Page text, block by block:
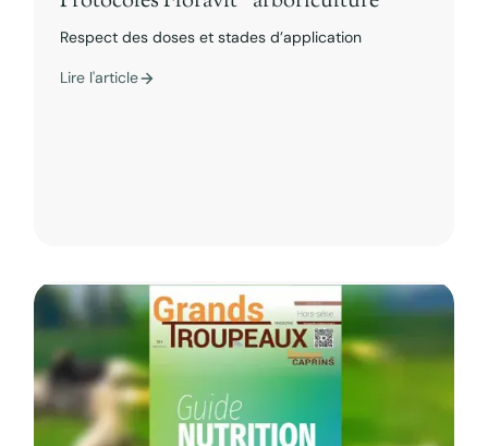
Respect des doses et stades d’application
Lire l'article